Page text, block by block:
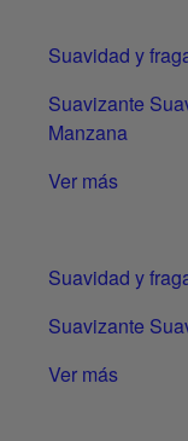
Suavidad y
Suavizante
Manzana
Ver más
Suavidad y
Suavizante
Ver más